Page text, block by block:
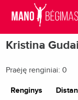
Kristina
Praėję renginiai: 0
Renginys